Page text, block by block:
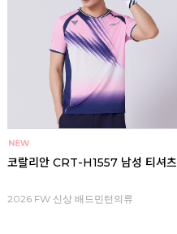
코랄리안 CRT-H1557 남성 티셔츠
2026 FW 신상 배드민턴의류